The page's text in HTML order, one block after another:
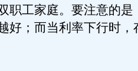
职工家庭。要注意的是
好；而当利率下行时，